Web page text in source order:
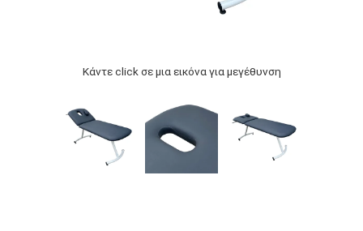
Κάντε click σε μια εικόνα για μεγέθυνση